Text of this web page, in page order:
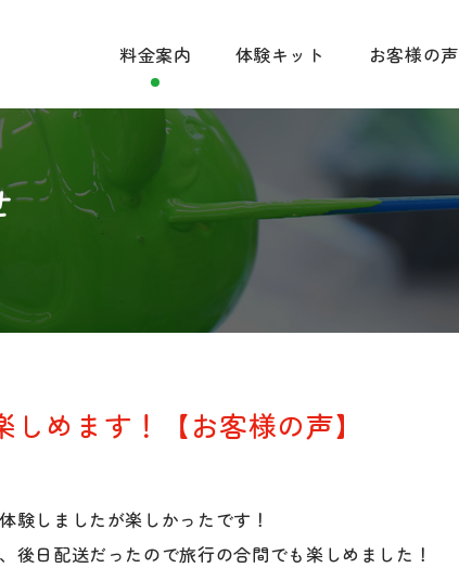
料金案内 体験キット お客様の声
しめます！【お客様の声】
験しましたが楽しかったです！
後日配送だったので旅行の合間でも楽しめました！